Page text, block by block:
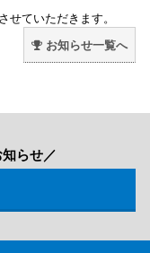
せていただきます。
お知らせ一覧へ
らせ／